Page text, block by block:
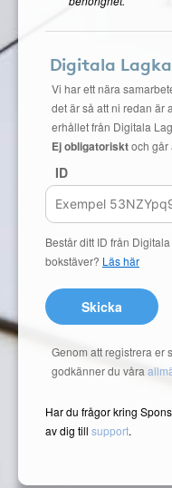
Digitala
Vi har ett nära
det är så att ni redan är
erhållet från Digitala
Ej obligatorisktoch går
ID
Består ditt ID från
bokstäver? Läs här
Skicka
Genom att registrera er
godkänner du våra
Har du frågor kring
av dig till support.